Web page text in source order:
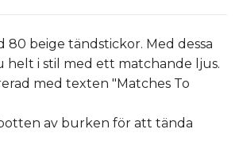
80 beige tändstickor. Med dessa
helt i stil med ett matchande ljus.
med texten "Matches To
av burken för att tända